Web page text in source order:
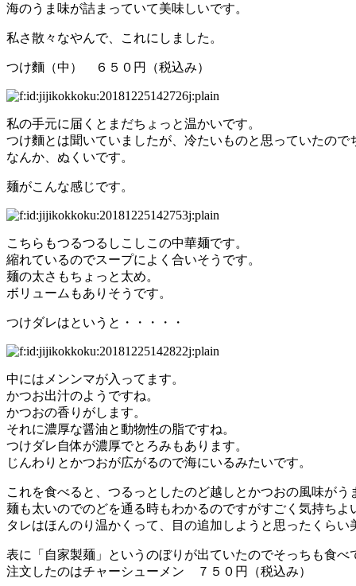
海のうま味が詰まっていて美味しいです。
私さ散々なやんで、これにしました。
つけ麵（中） ６５０円（税込み）
私の手元に届くとまだちょっと温かいです。
つけ麵とは聞いていましたが、冷たいものと思っていたので
なんか、ぬくいです。
麺がこんな感じです。
こちらもつるつるしこしこの中華麺です。
縮れているのでスープによく合いそうです。
麺の太さもちょっと太め。
ボリュームもありそうです。
つけダレはというと・・・・・
中にはメンンマが入ってます。
かつお出汁のようですね。
かつおの香りがします。
それに濃厚な醤油と動物性の脂ですね。
つけダレ自体が濃厚でとろみもあります。
じんわりとかつおが広がるので海にいるみたいです。
これを食べると、つるっとしたのど越しとかつおの風味がう
麺も太いのでのどを通る時もわかるのですがすごく気持ちよ
タレはほんのり温かくって、目の追加しようと思ったくらい
表に「自家製麺」というのぼりが出ていたのでそっちも食べ
注文したのはチャーシューメン ７５０円（税込み）